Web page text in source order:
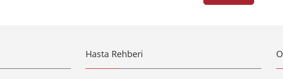
Hasta Rehberi